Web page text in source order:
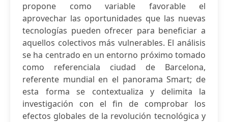
propone como variable favorable el
aprovechar las oportunidades que las nuevas
tecnologías pueden ofrecer para beneficiar a
aquellos colectivos más vulnerables. El análisis
se ha centrado en un entorno próximo tomado
como referenciala ciudad de Barcelona,
referente mundial en el panorama Smart; de
esta forma se contextualiza y delimita la
investigación con el fin de comprobar los
efectos globales de la revolución tecnológica y